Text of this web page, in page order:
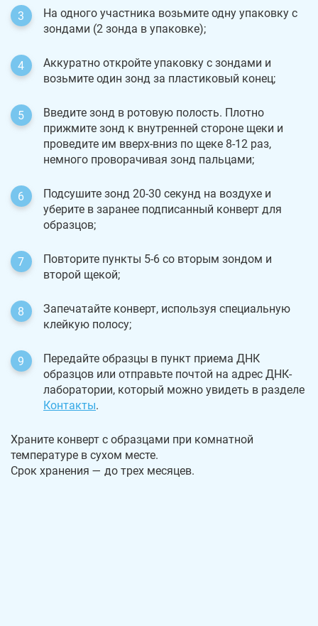
На одного участника возьмите одну упаковку с
зондами (2 зонда в упаковке);
Аккуратно откройте упаковку с зондами и
возьмите один зонд за пластиковый конец;
Введите зонд в ротовую полость. Плотно
прижмите зонд к внутренней стороне щеки и
проведите им вверх-вниз по щеке 8-12 раз,
немного проворачивая зонд пальцами;
Подсушите зонд 20-30 секунд на воздухе и
уберите в заранее подписанный конверт для
образцов;
Повторите пункты 5-6 со вторым зондом и
второй щекой;
Запечатайте конверт, используя специальную
клейкую полосу;
Передайте образцы в пункт приема ДНК
образцов или отправьте почтой на адрес ДНК-
лаборатории, который можно увидеть в разделе
Контакты.
Храните конверт с образцами при комнатной
температуре в сухом месте.
Срок хранения — до трех месяцев.